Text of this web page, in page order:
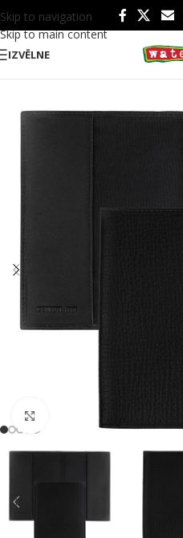
Skip to navigation
Skip to main content
IZVĒLNE
Sākums/ Tematiski/